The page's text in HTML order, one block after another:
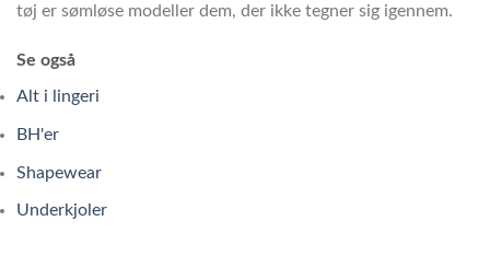
tøj er sømløse modeller dem, der ikke tegner sig igennem.
Se også
Alt i lingeri
BH'er
Shapewear
Underkjoler